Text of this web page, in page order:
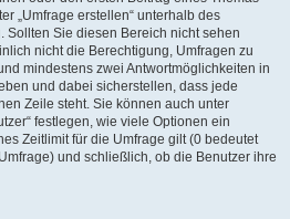
„Umfrage erstellen“ unterhalb des
Sollten Sie diesen Bereich nicht sehen
nicht die Berechtigung, Umfragen zu
mindestens zwei Antwortmöglichkeiten in
und dabei sicherstellen, dass jede
Zeile steht. Sie können auch unter
festlegen, wie viele Optionen ein
Zeitlimit für die Umfrage gilt (0 bedeutet
und schließlich, ob die Benutzer ihre